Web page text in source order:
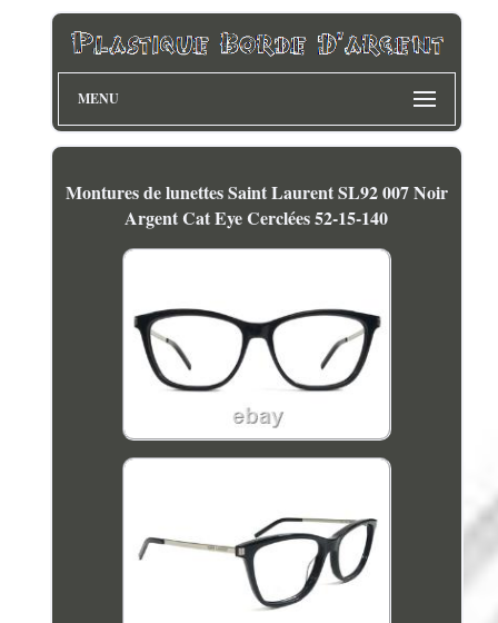
MENU
Montures de lunettes Saint Laurent SL92 007 Noir
Argent Cat Eye Cerclées 52-15-140